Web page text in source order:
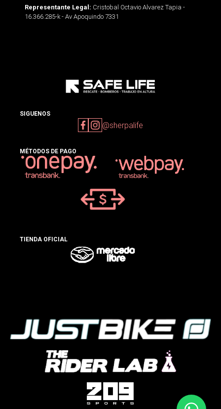
Representante Legal: Cristobal Octavio Alvarez Tapia -
16.366.285-k - Av Apoquindo 7331
SIGUENOS
@sherpalife
MÉTODOS DE PAGO
TIENDA OFICIAL